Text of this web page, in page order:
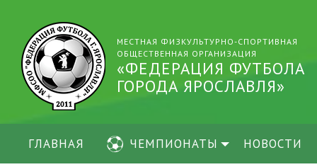
МЕСТНАЯ ФИЗКУЛЬТУРНО-СПОРТИВНАЯ
ОБЩЕСТВЕННАЯ ОРГАНИЗАЦИЯ
«ФЕДЕРАЦИЯ ФУТБОЛА
ГОРОДА ЯРОСЛАВЛЯ»
ГЛАВНАЯ ЧЕМПИОНАТЫ НОВОСТИ